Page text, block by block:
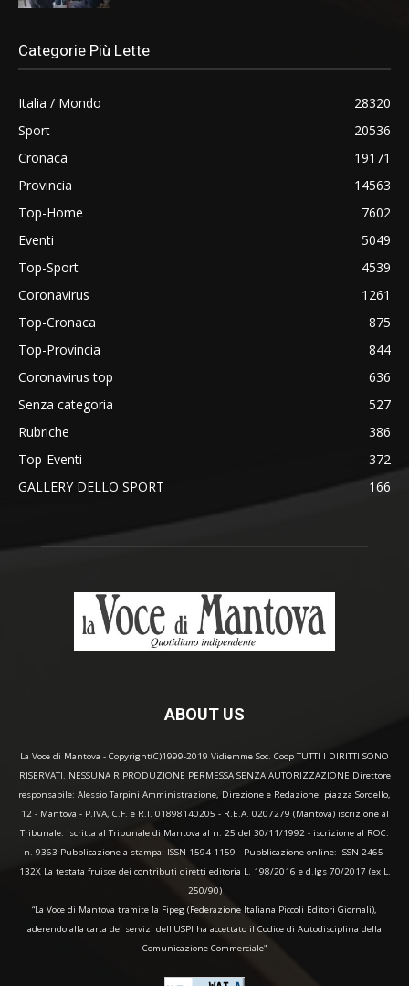
Categorie Più Lette
Italia / Mondo
28320
Sport
20536
Cronaca
19171
Provincia
14563
Top-Home
7602
Eventi
5049
Top-Sport
4539
Coronavirus
1261
Top-Cronaca
875
Top-Provincia
844
Coronavirus top
636
Senza categoria
527
Rubriche
386
Top-Eventi
372
GALLERY DELLO SPORT
166
ABOUT US
La Voce di Mantova - Copyright(C)1999-2019 Vidiemme Soc. Coop TUTTI I DIRITTI SONO
RISERVATI. NESSUNA RIPRODUZIONE PERMESSA SENZA AUTORIZZAZIONE Direttore
responsabile: Alessio Tarpini Amministrazione, Direzione e Redazione: piazza Sordello,
12 - Mantova - P.IVA, C.F. e R.I. 01898140205 - R.E.A. 0207279 (Mantova) iscrizione al
Tribunale: iscritta al Tribunale di Mantova al n. 25 del 30/11/1992 - iscrizione al ROC:
n. 9363 Pubblicazione a stampa: ISSN 1594-1159 - Pubblicazione online: ISSN 2465-
132X La testata fruisce dei contributi diretti editoria L. 198/2016 e d.lgs 70/2017 (ex L.
250/90)
“La Voce di Mantova tramite la Fipeg (Federazione Italiana Piccoli Editori Giornali),
aderendo alla carta dei servizi dell'USPI ha accettato il Codice di Autodisciplina della
Comunicazione Commerciale"